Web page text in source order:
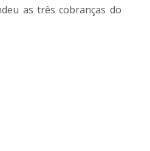
as três cobranças do